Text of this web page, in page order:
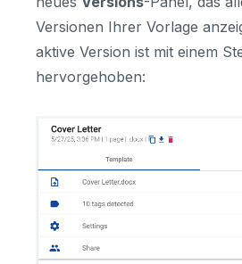
Versionen Ihrer Vorlage
aktive Version ist mit einem
hervorgehoben: